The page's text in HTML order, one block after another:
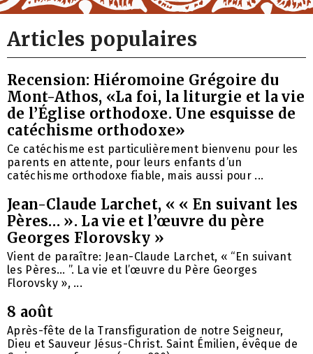
Articles populaires
Recension: Hiéromoine Grégoire du
Mont-Athos, «La foi, la liturgie et la vie
de l’Église orthodoxe. Une esquisse de
catéchisme orthodoxe»
Ce catéchisme est particulièrement bienvenu pour les
parents en attente, pour leurs enfants d’un
catéchisme orthodoxe fiable, mais aussi pour ...
Jean-Claude Larchet, « « En suivant les
Pères… ». La vie et l’œuvre du père
Georges Florovsky »
Vient de paraître: Jean-Claude Larchet, « “En suivant
les Pères… ”. La vie et l’œuvre du Père Georges
Florovsky », ...
8 août
Après-fête de la Transfiguration de notre Seigneur,
Dieu et Sauveur Jésus-Christ. Saint Émilien, évêque de